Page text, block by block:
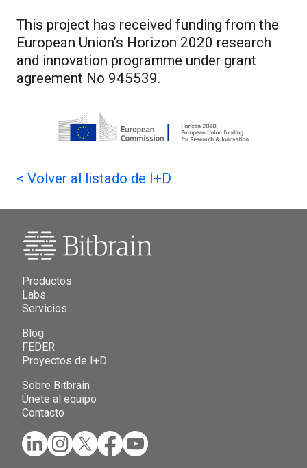
This project has received funding from the
European Union’s Horizon 2020 research
and innovation programme under grant
agreement No 945539.
< Volver al listado de I+D
Productos
Labs
Servicios
Blog
FEDER
Proyectos de I+D
Sobre Bitbrain
Únete al equipo
Contacto